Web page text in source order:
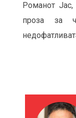
Романот
проза за